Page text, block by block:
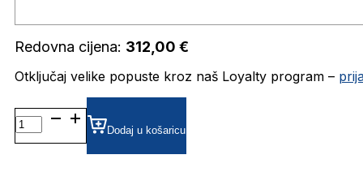
Redovna cijena: 312,00 €
Otključaj velike popuste kroz naš Loyalty program –
MM5083 DIOPTRIJSKI
OKVIRI
MAXMARA
Dodaj u košaricu